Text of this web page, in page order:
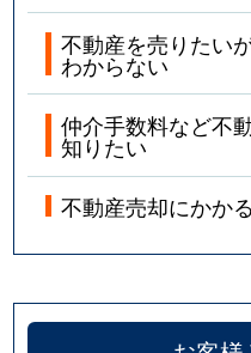
不動産を売りたい
わからない
仲介手数料など不
知りたい
不動産売却にかか